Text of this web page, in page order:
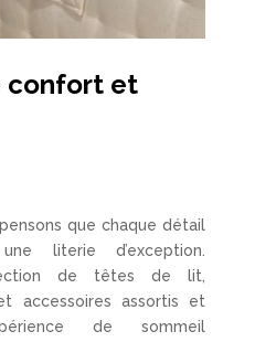
confort et
que chaque détail
literie d’exception.
de têtes de lit,
accessoires assortis et
de sommeil